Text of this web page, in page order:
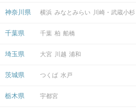
神奈川県 横浜 みなとみらい 川崎・武蔵小杉
千葉県 千葉 柏 船橋
埼玉県 大宮 川越 浦和
茨城県 つくば 水戸
栃木県 宇都宮